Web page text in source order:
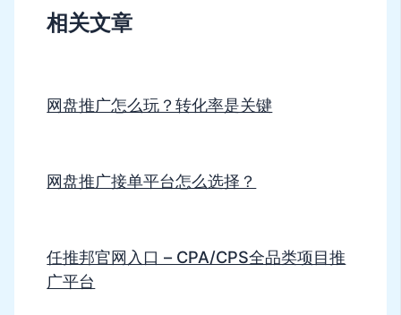
相关文章
网盘推广怎么玩？转化率是关键
网盘推广接单平台怎么选择？
任推邦官网入口 – CPA/CPS全品类项目推
广平台